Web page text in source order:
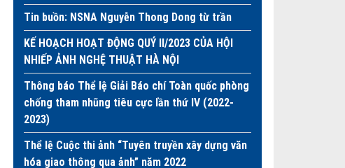
Tin buồn: NSNA Nguyễn Thong Dong từ trần
KẾ HOẠCH HOẠT ĐỘNG QUÝ II/2023 CỦA HỘI
NHIẾP ẢNH NGHỆ THUẬT HÀ NỘI
Thông báo Thể lệ Giải Báo chí Toàn quốc phòng
chống tham nhũng tiêu cực lần thứ IV (2022-
2023)
Thể lệ Cuộc thi ảnh “Tuyên truyền xây dựng văn
hóa giao thông qua ảnh” năm 2022